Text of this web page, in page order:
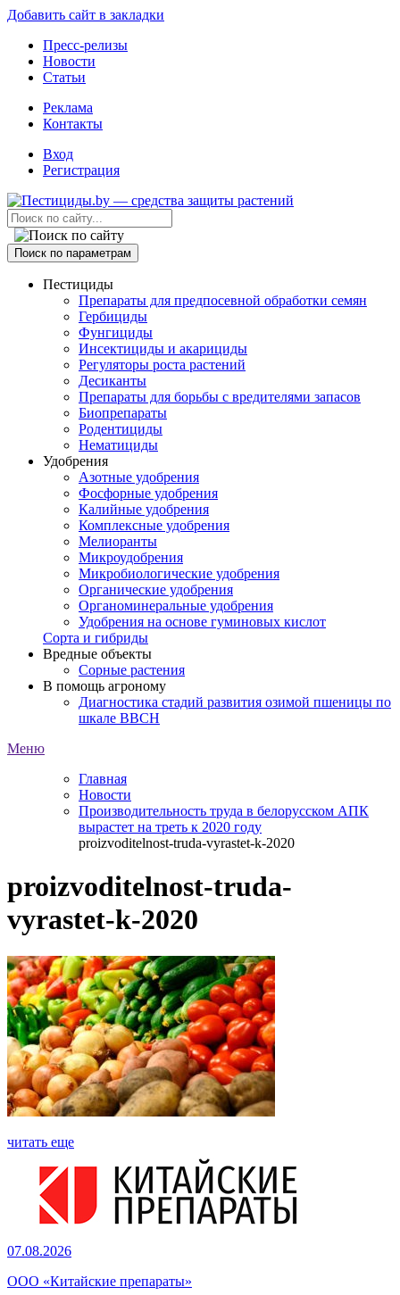
Добавить сайт в закладки
Пресс-релизы
Новости
Статьи
Реклама
Контакты
Вход
Регистрация
Поиск по параметрам
Пестициды
Препараты для предпосевной обработки семян
Гербициды
Фунгициды
Инсектициды и акарициды
Регуляторы роста растений
Десиканты
Препараты для борьбы с вредителями запасов
Биопрепараты
Родентициды
Нематициды
Удобрения
Азотные удобрения
Фосфорные удобрения
Калийные удобрения
Комплексные удобрения
Мелиоранты
Микроудобрения
Микробиологические удобрения
Органические удобрения
Органоминеральные удобрения
Удобрения на основе гуминовых кислот
Сорта и гибриды
Вредные объекты
Сорные растения
В помощь агроному
Диагностика стадий развития озимой пшеницы по
шкале ВВСН
Меню
Главная
Новости
Производительность труда в белорусском АПК
вырастет на треть к 2020 году
proizvoditelnost-truda-vyrastet-k-2020
proizvoditelnost-truda-
vyrastet-k-2020
читать еще
07.08.2026
ООО «Китайские препараты»